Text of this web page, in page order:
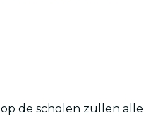
de scholen zullen alle